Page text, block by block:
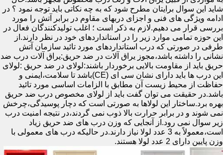
شاید این سوال برایتان مطرح شود که به چه نکاتی باید توجه نمود ؟ در
ادامه ویژگی های فنی و اجزای دربهای مقاوم در برابر آتش را مورد
بررسی قرار می دهیم.لازم به ذکر است ؛ اغلب تولیدکنندگان فعال در
این حوزه تمامی موارد زیر را در استانداردهای خود در نظر دارند.از
طرفی در صورتی که درب استانداردهای مورد تائید سازمان آتش
نشانی را داشته باشد،مجوز یراق آلات در ضد حریق:یراق آلات درب ضد
حریق باید از مقاومت بالایی برخوردار باشند:لولای در ضد حریق :لولای
این درب ها باید دارای نشان سی ای (CE)باشد تا سلامت،ایمنی و
حفاظت از محیط زیست آن مطابق با الزامات اساسی مورد تائید
باشد.در حقیقت می توان گفت باید از لولای مخصوص درب ضد حریق
بهره برد.ساختار این لولاها به صورتی است که دچار پوسیدگی،چرخش
نمی شوند و در برابر حرارت بالا ذوب نمی گردند،در نتیجه امنیت درب
زیر سوال نمی رود.از آنجایی که وزن درب های ضد حریق زیاد
است،معمولاً به 3 عدد لولا نیاز دارند.در حالیکه درب های معمولی با
وزن پایین دارای 2 عدد لولا هستند.